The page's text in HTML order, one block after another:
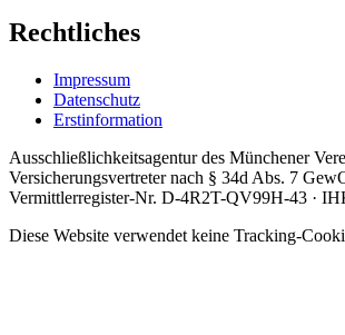
Rechtliches
Impressum
Datenschutz
Erstinformation
Ausschließlichkeitsagentur des Münchener
Versicherungsvertreter nach § 34d Abs. 7
Vermittlerregister-Nr. D-4R2T-QV99H-43 ·
Diese Website verwendet keine Tracking-